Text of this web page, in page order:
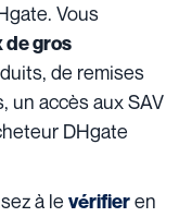
Vous
de gros
de remises
un accès aux SAV
DHgate
à le vérifieren